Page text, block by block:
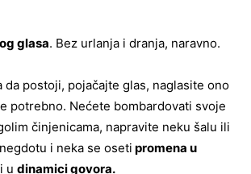
glasa. Bez urlanja i dranja, naravno.
da postoji, pojačajte glas, naglasite ono
potrebno. Nećete bombardovati svoje
činjenicama, napravite neku šalu ili
i neka se oseti promena u
i u dinamici govora.